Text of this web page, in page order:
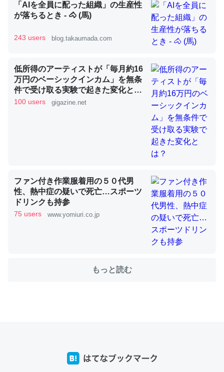
利だから両方が拮抗してるのでは」とあって面白い。海に
いる鋏角類（カブトガニ・ウミグモ）はカルシウムを使わ
ずキチンを強化してる筈だが、酵素が違うのか？
─ニュース :: 【研究発表】昆虫学の大問題＝「昆虫はなぜ海にいな
これを元に考えるとカルシウムを大量に使う脊椎動物と貝
類は苦労してるんだな…。腹足類だと殻を無くしてナメク
ジになったり努力してるし。
─ニュース :: 【研究発表】昆虫学の大問題＝「昆虫はなぜ海にいな
「AIを全員に配った組織」の生産性
が落ちるとき - 🐴 (馬)
243 users blog.takaumada.com
低所得のアーティストが「毎月約16
万円のベーシックインカム」を無条
件で受け取る実験で起きた変化と
は？
100 users gigazine.net
ファン付き作業服着用の５０代男
性、熱中症の疑いで死亡…スポーツ
ドリンクも持参
75 users www.yomiuri.co.jp
もっと読む